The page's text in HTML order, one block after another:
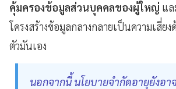
คุ้มครองข้อมูลส่วนบุคคลของผู้ใหญ่ แ
โครงสร้างข้อมูลกลางกลายเป็นความเสี่ย
ตัวมันเอง
นอกจากนี้ นโยบายจำกัดอายุยังอา